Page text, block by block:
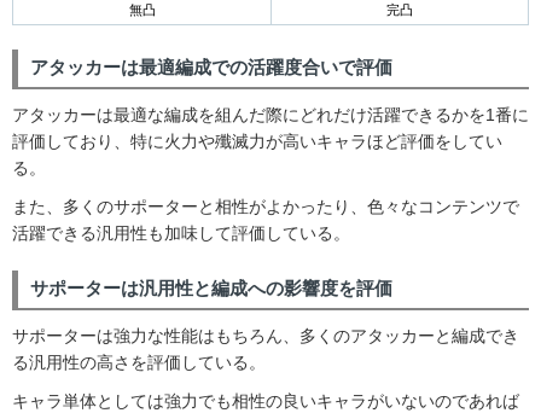
無凸 完凸
アタッカーは最適編成での活躍度合いで評価
アタッカーは最適な編成を組んだ際にどれだけ活躍できるかを1番に
評価しており、特に火力や殲滅力が高いキャラほど評価をしてい
る。
また、多くのサポーターと相性がよかったり、色々なコンテンツで
活躍できる汎用性も加味して評価している。
サポーターは汎用性と編成への影響度を評価
サポーターは強力な性能はもちろん、多くのアタッカーと編成でき
る汎用性の高さを評価している。
キャラ単体としては強力でも相性の良いキャラがいないのであれば